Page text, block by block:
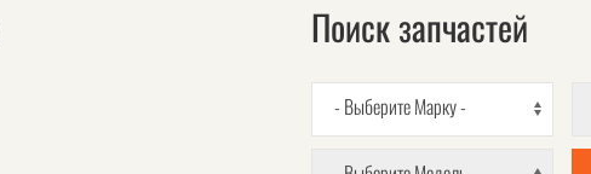
Поиск запчастей
- Выберите Марку -